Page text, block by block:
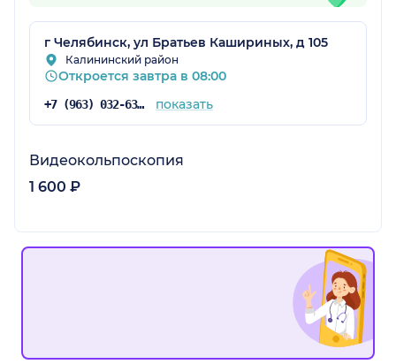
г Челябинск, ул Братьев Кашириных, д 105
Калининский район
Откроется завтра в 08:00
+7 (963) 032-63-92 показать
Видеокольпоскопия
1 600 ₽